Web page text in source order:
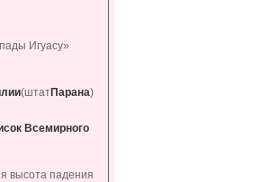
Игуасу»
(штатПарана)
Всемирного
высота падения